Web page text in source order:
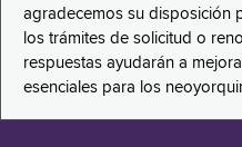
agradecemos su disposición
los trámites de solicitud o
respuestas ayudarán a
esenciales para los